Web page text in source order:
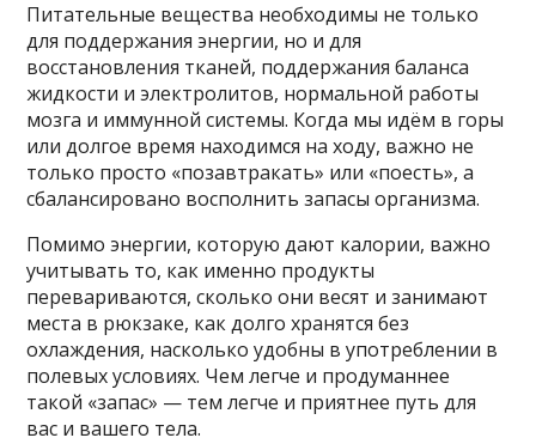
Питательные вещества необходимы не только
для поддержания энергии, но и для
восстановления тканей, поддержания баланса
жидкости и электролитов, нормальной работы
мозга и иммунной системы. Когда мы идём в горы
или долгое время находимся на ходу, важно не
только просто «позавтракать» или «поесть», а
сбалансировано восполнить запасы организма.
Помимо энергии, которую дают калории, важно
учитывать то, как именно продукты
перевариваются, сколько они весят и занимают
места в рюкзаке, как долго хранятся без
охлаждения, насколько удобны в употреблении в
полевых условиях. Чем легче и продуманнее
такой «запас» — тем легче и приятнее путь для
вас и вашего тела.